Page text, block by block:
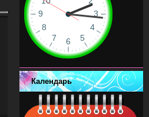
Календарь